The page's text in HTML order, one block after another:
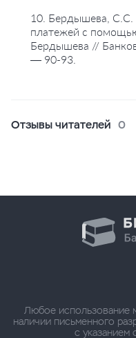
10. Бердышева, С.С.
платежей с
Бердышева //
— 90-93.
Отзывы читателей 0
Любое использование
наличии письменного
с указанием